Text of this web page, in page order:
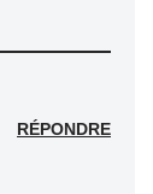
RÉPONDRE